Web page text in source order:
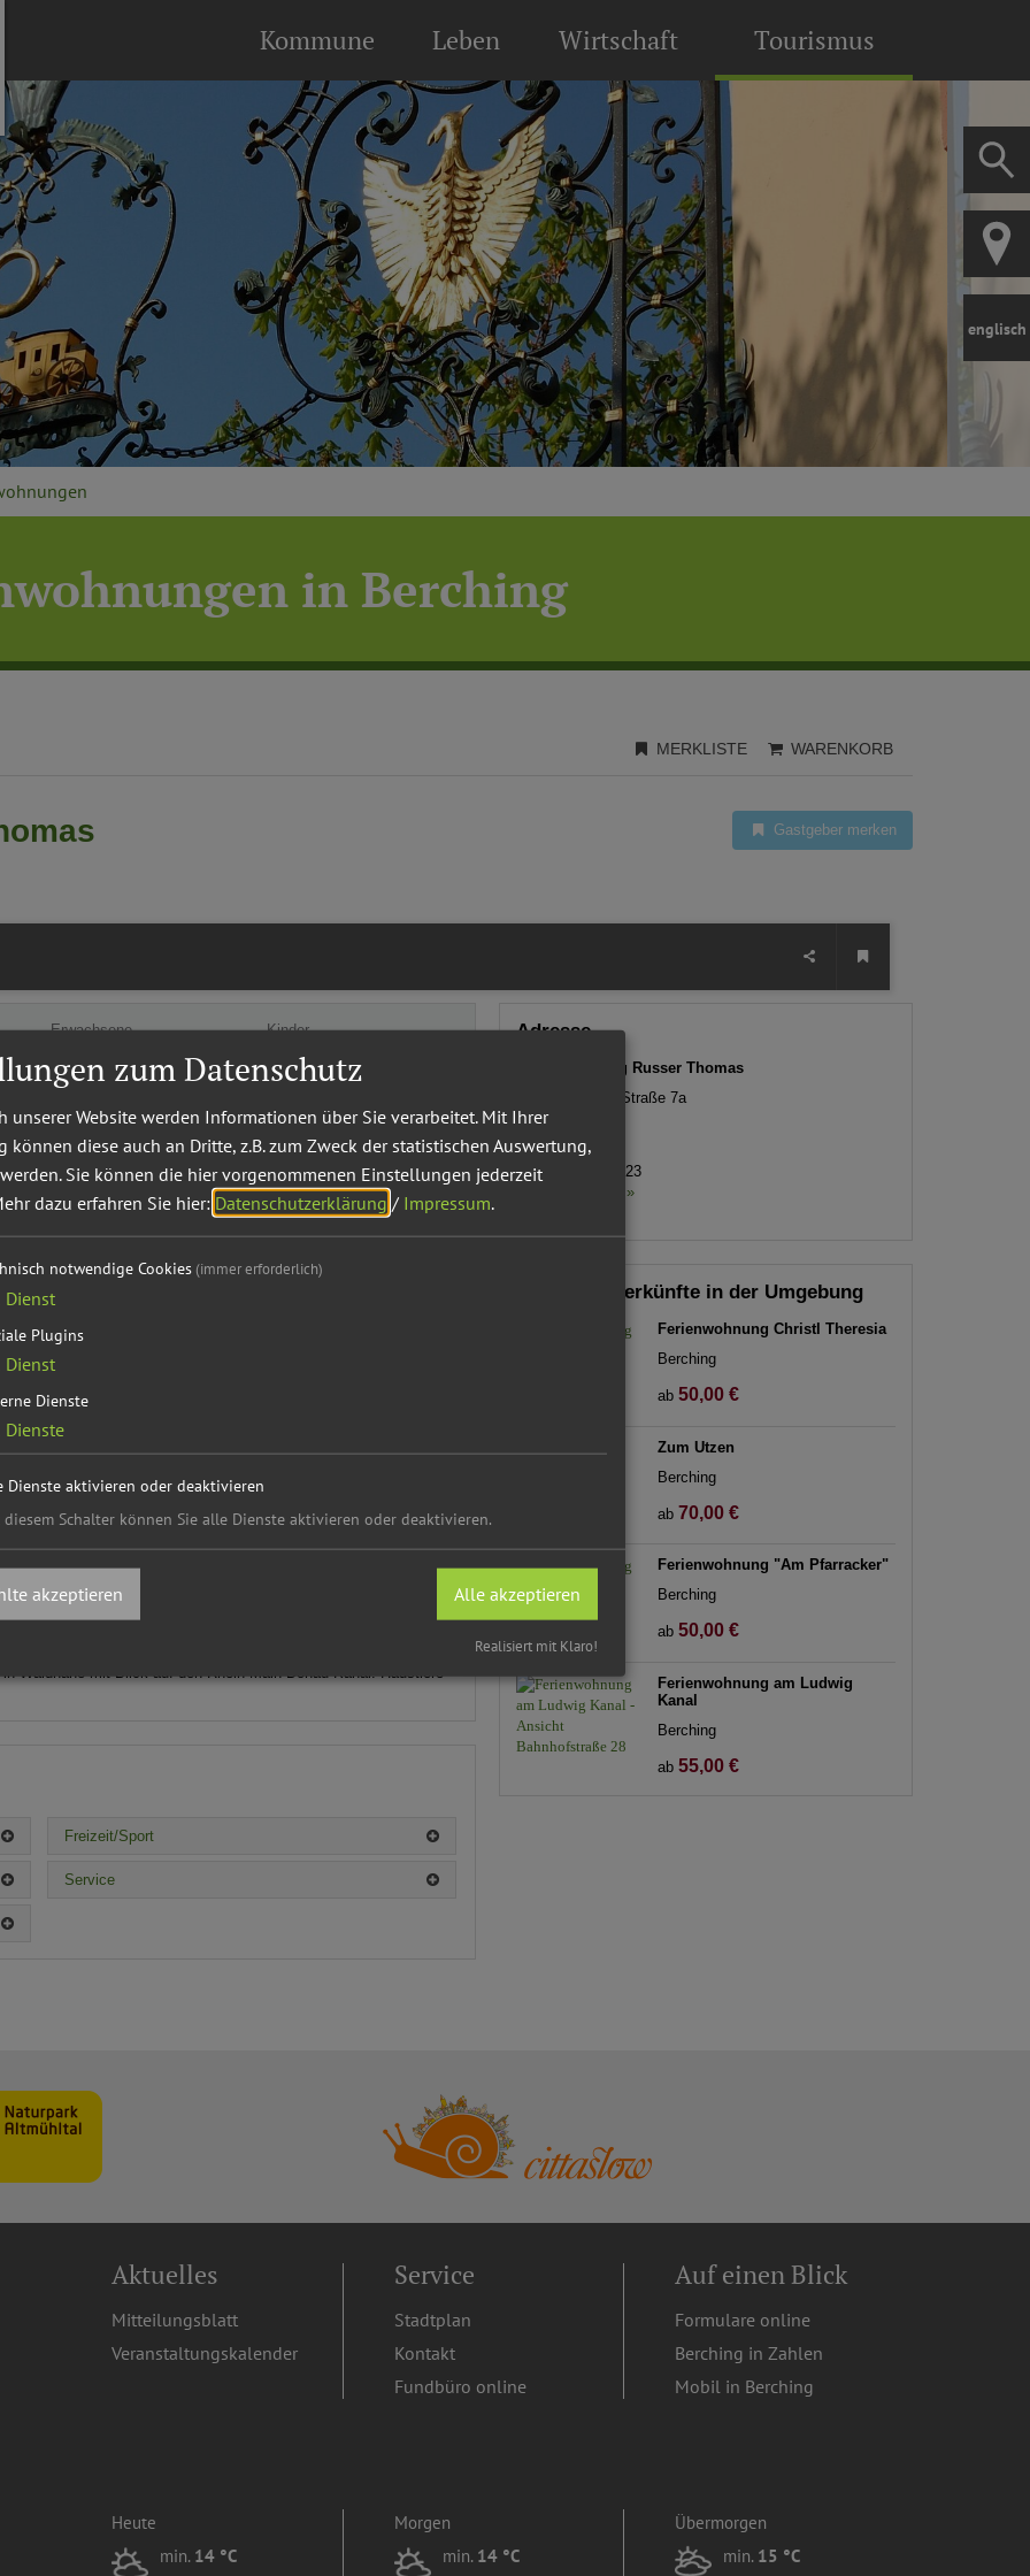
Kommune Leben Wirtschaft Tourismus
englisch
in Berching
MERKLISTE WARENKORB
Gastgeber merken
Erwachsene Kinder
Verfügbarkeit prüfen
Verfügbarkeiten anzeigen
1
Parterre
Separates WC, WC, WC und Bad
80
5 Personen
Waldnähe mit Blick auf den Rhein-Main-Donau-Kanal. Haustiere
Freizeit/Sport
Service
Adresse
Ferienwohnung Russer Thomas
Fribertshofener Straße 7a
92334
Plankstetten
Tel.
015750340523
Kontaktformular »
Weitere Unterkünfte in der Umgebung
Ferienwohnung Christl Theresia
Berching
ab 50,00 €
Zum Utzen
Berching
ab 70,00 €
Ferienwohnung "Am Pfarracker"
Berching
ab 50,00 €
Ferienwohnung am Ludwig
Kanal
Berching
ab 55,00 €
Aktuelles
Mitteilungsblatt
Veranstaltungskalender
Service
Stadtplan
Kontakt
Fundbüro online
Auf einen Blick
Formulare online
Berching in Zahlen
Mobil in Berching
Heute
min. 14 °C
Morgen
min. 14 °C
Übermorgen
min. 15 °C
zum Datenschutz
unserer Website werden Informationen über Sie verarbeitet. Mit Ihrer
können diese auch an Dritte, z.B. zum Zweck der statistischen Auswertung,
Sie können die hier vorgenommenen Einstellungen jederzeit
dazu erfahren Sie hier: Datenschutzerklärung / Impressum.
notwendige Cookies (immer erforderlich)
Dienst
Plugins
Dienst
Dienste
Dienste
Dienste aktivieren oder deaktivieren
Schalter können Sie alle Dienste aktivieren oder deaktivieren.
akzeptieren Alle akzeptieren
Realisiert mit Klaro!